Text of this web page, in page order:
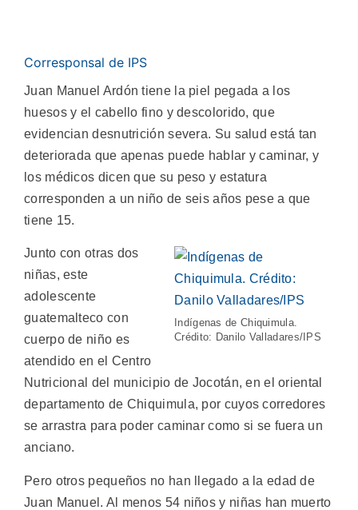
Corresponsal de IPS
Juan Manuel Ardón tiene la piel pegada a los
huesos y el cabello fino y descolorido, que
evidencian desnutrición severa. Su salud está tan
deteriorada que apenas puede hablar y caminar, y
los médicos dicen que su peso y estatura
corresponden a un niño de seis años pese a que
tiene 15.
Indígenas de Chiquimula.
Crédito: Danilo Valladares/IPS
Junto con otras dos
niñas, este
adolescente
guatemalteco con
cuerpo de niño es
atendido en el Centro
Nutricional del municipio de Jocotán, en el oriental
departamento de Chiquimula, por cuyos corredores
se arrastra para poder caminar como si se fuera un
anciano.
Pero otros pequeños no han llegado a la edad de
Juan Manuel. Al menos 54 niños y niñas han muerto